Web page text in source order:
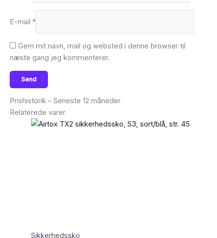
E-mail *
Gem mit navn, mail og websted i denne browser til
næste gang jeg kommenterer.
Prishistorik – Seneste 12 måneder
Relaterede varer
Sikkerhedssko